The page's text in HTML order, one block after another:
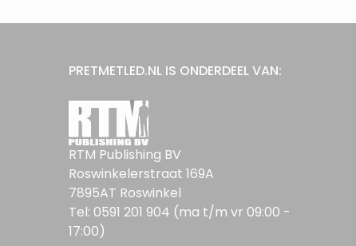
PRETMETLED.NL IS ONDERDEEL VAN:
RTM Publishing BV
Roswinkelerstraat 169A
7895AT Roswinkel
Tel: 0591 201 904 (ma t/m vr 09:00 -
17:00)